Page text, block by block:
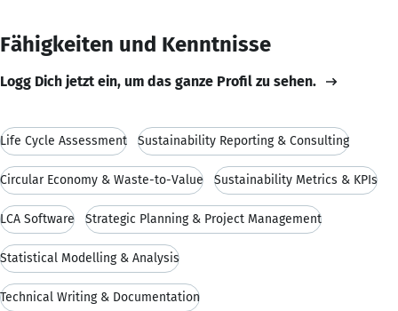
Fähigkeiten und Kenntnisse
Logg Dich jetzt ein, um das ganze Profil zu sehen.
Life Cycle Assessment Sustainability Reporting & Consulting
Circular Economy & Waste-to-Value Sustainability Metrics & KPIs
LCA Software Strategic Planning & Project Management
Statistical Modelling & Analysis
Technical Writing & Documentation